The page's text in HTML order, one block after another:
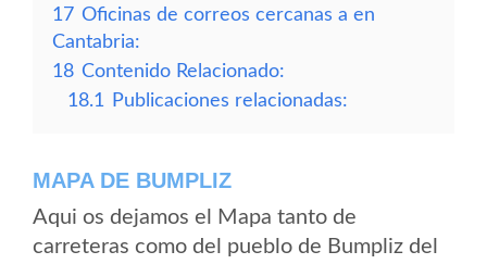
17 Oficinas de correos cercanas a en
Cantabria:
18 Contenido Relacionado:
18.1
Publicaciones relacionadas:
MAPA DE BUMPLIZ
Aqui os dejamos el Mapa tanto de
carreteras como del pueblo de Bumpliz del